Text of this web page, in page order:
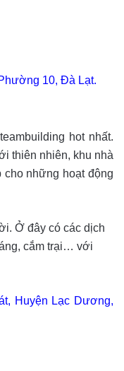
10, Đà Lạt.
hot nhất.
thiên nhiên, khu nhà
những hoạt động
Ở đây có các dịch
cắm trại… với
Huyện Lạc Dương,